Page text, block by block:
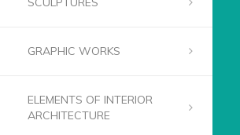
GRAPHIC WORKS
ELEMENTS OF INTERIOR
ARCHITECTURE